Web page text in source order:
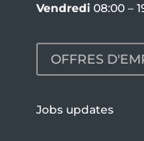
Vendredi08:00 –
OFFRES
Jobs updates